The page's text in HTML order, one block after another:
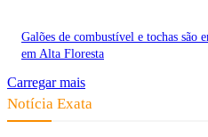
Galões de combustível e tochas são
em Alta Floresta
Carregar mais
Notícia Exata